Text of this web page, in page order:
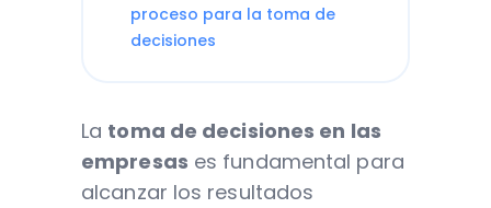
proceso para la toma de
decisiones
La toma de decisiones en las
empresas es fundamental para
alcanzar los resultados